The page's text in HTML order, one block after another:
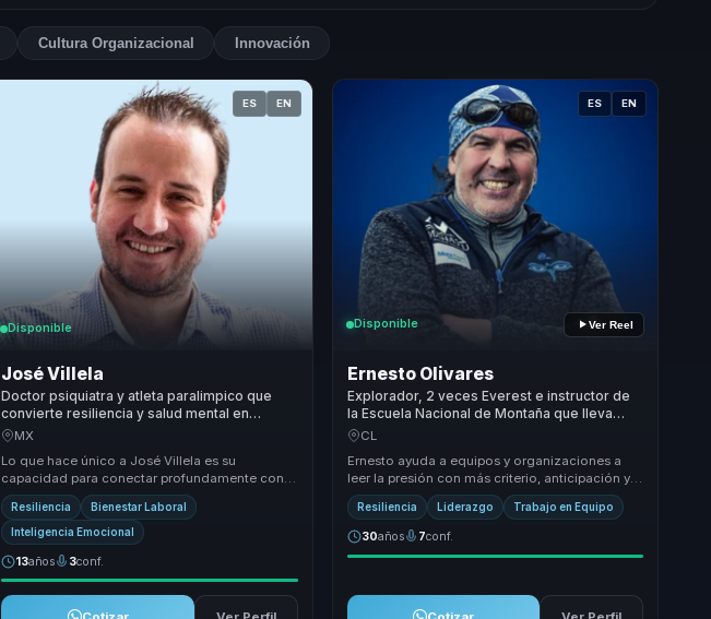
Cultura Organizacional Innovación
ES EN
Disponible
José Villela
Doctor psiquiatra y atleta paralimpico que
convierte resiliencia y salud mental en
fortaleza para equipos y lideres.
MX
Lo que hace único a José Villela es su
capacidad para conectar profundamente con
las audiencias a través de su historia personal
de super...
Resiliencia Bienestar Laboral
Inteligencia Emocional
13años 3conf.
ES EN
Disponible Ver Reel
Ernesto Olivares
Explorador, 2 veces Everest e instructor de
la Escuela Nacional de Montaña que lleva
seguridad y resiliencia a equipos bajo
CL
Ernesto ayuda a equipos y organizaciones a
leer la presión con más criterio, anticipación y
disciplina. Desde la montaña traduce
segurida...
Resiliencia Liderazgo Trabajo en Equipo
30años 7conf.